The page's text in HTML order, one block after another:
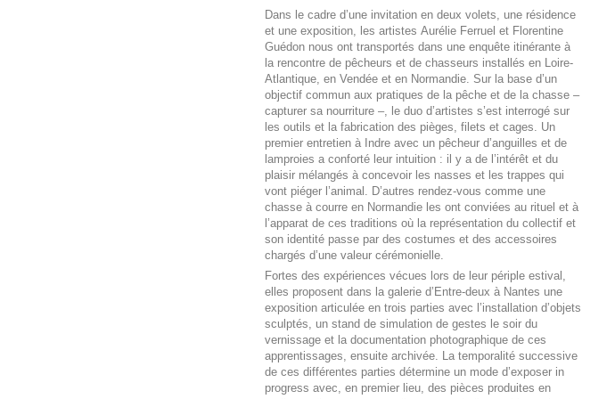
Dans le cadre d’une invitation en deux volets, une résidence
et une exposition, les artistes Aurélie Ferruel et Florentine
Guédon nous ont transportés dans une enquête itinérante à
la rencontre de pêcheurs et de chasseurs installés en Loire-
Atlantique, en Vendée et en Normandie. Sur la base d’un
objectif commun aux pratiques de la pêche et de la chasse –
capturer sa nourriture –, le duo d’artistes s’est interrogé sur
les outils et la fabrication des pièges, filets et cages. Un
premier entretien à Indre avec un pêcheur d’anguilles et de
lamproies a conforté leur intuition : il y a de l’intérêt et du
plaisir mélangés à concevoir les nasses et les trappes qui
vont piéger l’animal. D’autres rendez-vous comme une
chasse à courre en Normandie les ont conviées au rituel et à
l’apparat de ces traditions où la représentation du collectif et
son identité passe par des costumes et des accessoires
chargés d’une valeur cérémonielle.
Fortes des expériences vécues lors de leur périple estival,
elles proposent dans la galerie d’Entre-deux à Nantes une
exposition articulée en trois parties avec l’installation d’objets
sculptés, un stand de simulation de gestes le soir du
vernissage et la documentation photographique de ces
apprentissages, ensuite archivée. La temporalité successive
de ces différentes parties détermine un mode d’exposer in
progress avec, en premier lieu, des pièces produites en